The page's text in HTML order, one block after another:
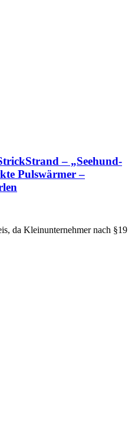
– „Seehund-
Pulswärmer –
da Kleinunternehmer nach §19